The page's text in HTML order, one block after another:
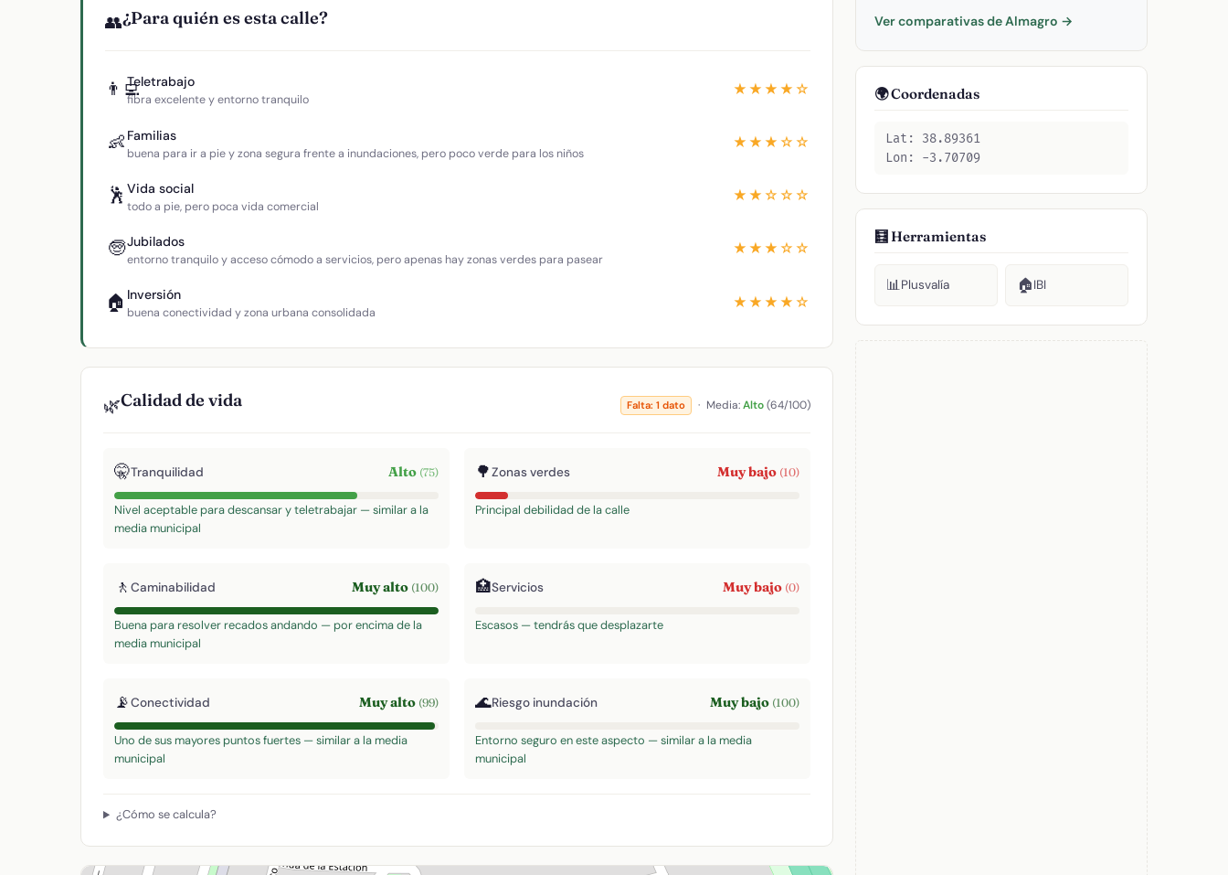
👥¿Para quién es esta calle?
👨‍💻Teletrabajo
fibra excelente y entorno tranquilo
★★★★☆
👶 Familias
buena para ir a pie y zona segura frente a inundaciones, pero poco verde para los niños
★★★☆☆
🕺 Vida social
todo a pie, pero poca vida comercial
★★☆☆☆
🧓Jubilados
entorno tranquilo y acceso cómodo a servicios, pero apenas hay zonas verdes para pasear
★★★☆☆
🏠 Inversión
buena conectividad y zona urbana consolidada
★★★★☆
🌿Calidad de vida Falta: 1 dato · Media:Alto(64/100)
🤫Tranquilidad Alto (75)
Nivel aceptable para descansar y teletrabajar — similar a la
media municipal
🌳Zonas verdes Muy bajo (10)
Principal debilidad de la calle
🚶 Caminabilidad Muy alto (100)
Buena para resolver recados andando — por encima de la
media municipal
🏥Servicios Muy bajo (0)
Escasos — tendrás que desplazarte
📡Conectividad Muy alto (99)
Uno de sus mayores puntos fuertes — similar a la media
municipal
🌊Riesgo inundación Muy bajo (100)
Entorno seguro en este aspecto — similar a la media
municipal
¿Cómo se calcula?
Ver comparativas de Almagro →
🌍 Coordenadas
Lat: 38.89361
Lon: -3.70709
🧮 Herramientas
📊Plusvalía 🏠IBI